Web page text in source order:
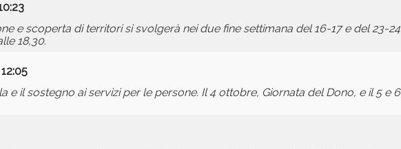
e scoperta di territori si svolgerà nei due fine settimana del 16-17 e del 23-24
18,30.
il sostegno ai servizi per le persone. Il 4 ottobre, Giornata del Dono, e il 5 e 6